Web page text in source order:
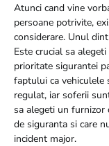
Atunci cand vine
persoane potrivite,
considerare. Unul
Este crucial sa
prioritate sigurantei
faptului ca
regulat, iar soferii
sa alegeti un furnizor
de siguranta si care
incident major.